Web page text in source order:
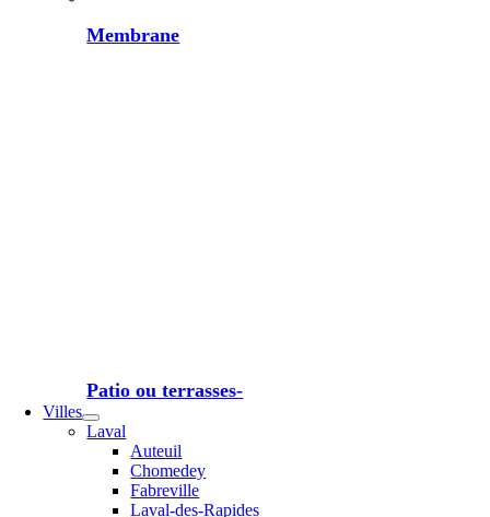
Membrane
Patio ou terrasses-
Villes
Laval
Auteuil
Chomedey
Fabreville
Laval-des-Rapides